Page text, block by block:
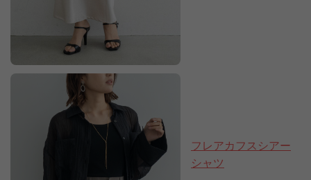
フレアカフスシアー
シャツ